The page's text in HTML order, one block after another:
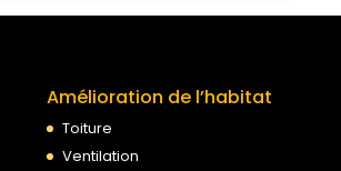
Amélioration de l’habitat
Toiture
Ventilation